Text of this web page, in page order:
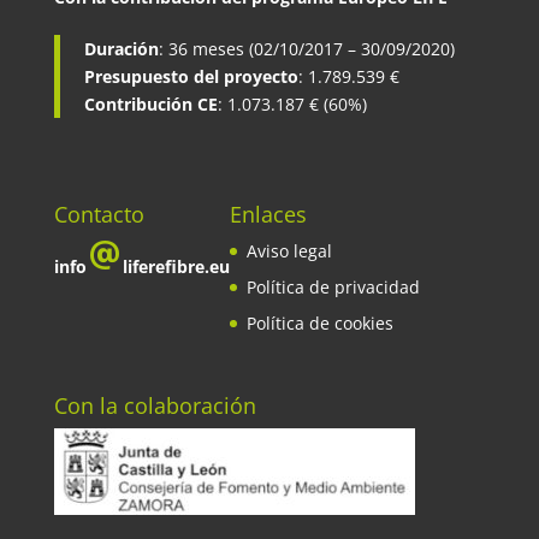
Duración: 36 meses (02/10/2017 – 30/09/2020)
Presupuesto del proyecto: 1.789.539 €
Contribución CE: 1.073.187 € (60%)
Contacto
info liferefibre.eu
Enlaces
Aviso legal
Política de privacidad
Política de cookies
Con la colaboración